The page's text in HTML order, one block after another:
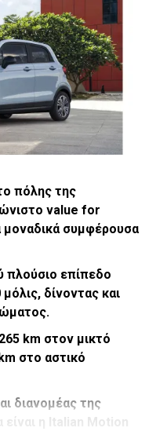
δεν έχεις
θεσμό για τη νέα
Generation
χρόνια αποτελεί το
Ελλήνων
τη δουλειά τους
τη Μόδα και την
Ελλάδα με ταυτότητα
πόλης της
value for
μοναδικά συμφέρουσα
πλούσιο επίπεδο
δίνοντας και
km στον μικτό
στο αστικό
διανομέας της
η Italian Motion